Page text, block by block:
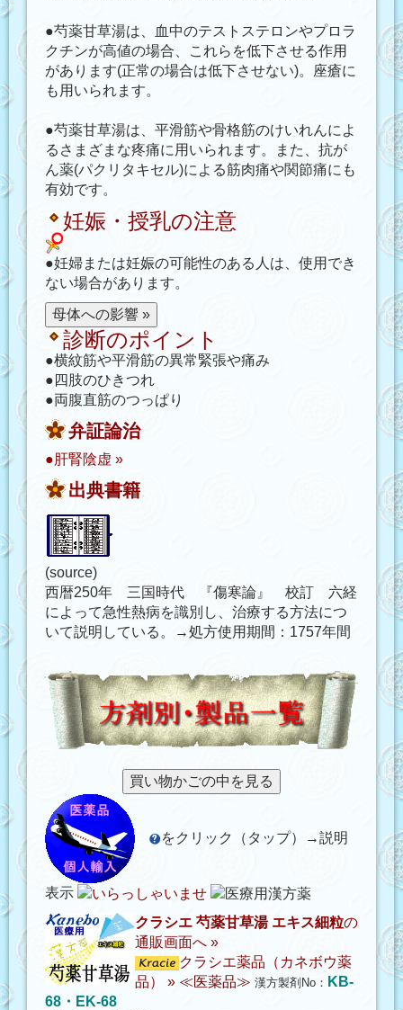
●芍薬甘草湯は、血中のテストステロンやプロラ
クチンが高値の場合、これらを低下させる作用
があります(正常の場合は低下させない)。座瘡に
も用いられます。
●芍薬甘草湯は、平滑筋や骨格筋のけいれんによ
るさまざまな疼痛に用いられます。また、抗が
ん薬(パクリタキセル)による筋肉痛や関節痛にも
有効です。
妊娠・授乳の注意
●妊婦または妊娠の可能性のある人は、使用でき
ない場合があります。
診断のポイント
●横紋筋や平滑筋の異常緊張や痛み
●四肢のひきつれ
●両腹直筋のつっぱり
弁証論治
●肝腎陰虚 »
出典書籍
(source)
西暦250年 三国時代 『傷寒論』 校訂 六経
によって急性熱病を識別し、治療する方法につ
いて説明している。→処方使用期間：1757年間
をクリック（タップ）→説明
表示
クラシエ 芍薬甘草湯 エキス細粒の
通販画面へ »
クラシエ薬品（カネボウ薬
品）
» ≪医薬品≫ 漢方製剤No： KB-
68・EK-68